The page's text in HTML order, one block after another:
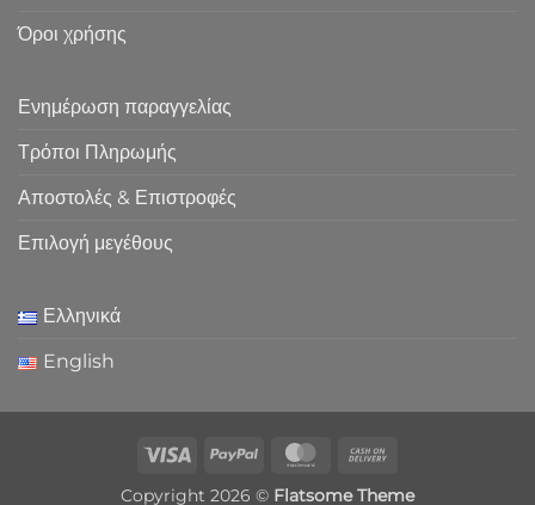
Όροι χρήσης
Ενημέρωση παραγγελίας
Τρόποι Πληρωμής
Αποστολές & Επιστροφές
Επιλογή μεγέθους
Ελληνικά
English
Visa PayPal MasterCard
Copyright 2026 © Flatsome Theme